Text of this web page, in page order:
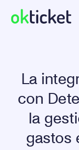
La
con
la
gastos